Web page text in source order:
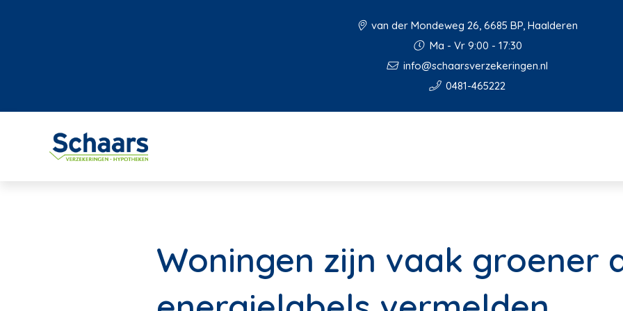
van der Mondeweg 26, 6685 BP, Haalderen
Ma - Vr 9:00 - 17:30
info@schaarsverzekeringen.nl
0481-465222
Woningen zijn vaak groener